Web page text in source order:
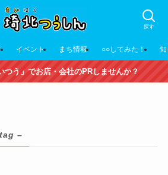
探す
イベント まち情報 ○○してみた！
つう」でお店・会社のPRしませんか？
–